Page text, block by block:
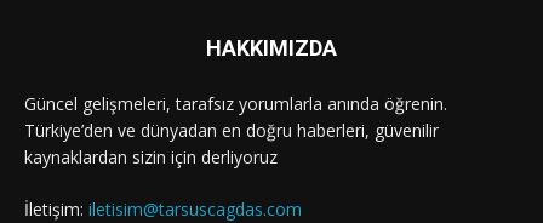
HAKKIMIZDA
Güncel gelişmeleri, tarafsız yorumlarla anında öğrenin.
Türkiye’den ve dünyadan en doğru haberleri, güvenilir
kaynaklardan sizin için derliyoruz
İletişim: iletisim@tarsuscagdas.com